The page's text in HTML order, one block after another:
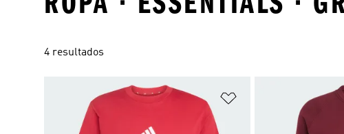
4 resultados
Añadir a la lista de